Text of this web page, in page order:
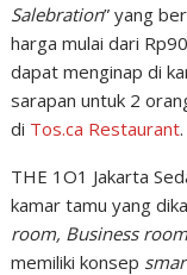
Salebration” yang
harga mulai dari
dapat menginap di
sarapan untuk 2
di Tos.ca Restaurant.
THE 1O1 Jakarta
kamar tamu yang
room, Business room
memiliki konsep